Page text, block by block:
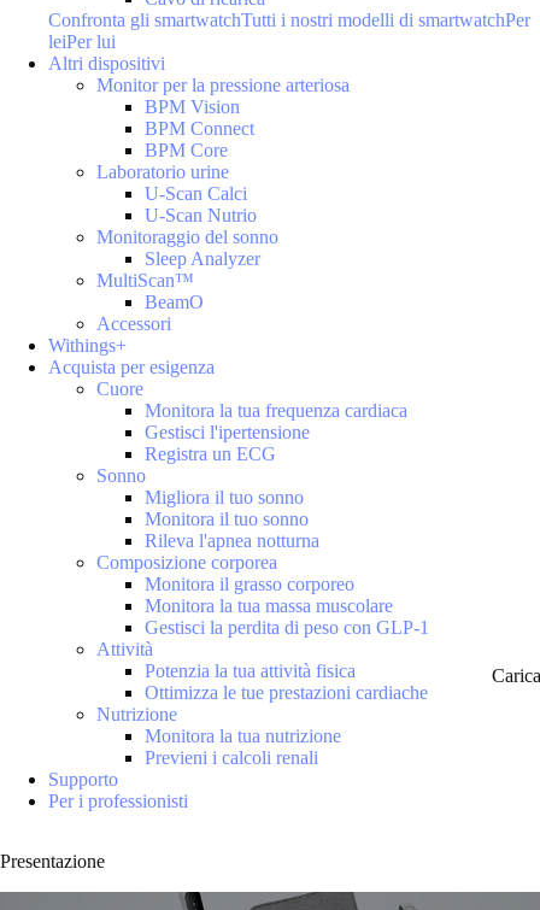
Confronta gli smartwatchTutti i nostri modelli di smartwatchPer
leiPer lui
Altri dispositivi
Monitor per la pressione arteriosa
BPM Vision
BPM Connect
BPM Core
Laboratorio urine
U-Scan Calci
U-Scan Nutrio
Monitoraggio del sonno
Sleep Analyzer
MultiScan™
BeamO
Accessori
Withings+
Acquista per esigenza
Cuore
Monitora la tua frequenza cardiaca
Gestisci l'ipertensione
Registra un ECG
Sonno
Migliora il tuo sonno
Monitora il tuo sonno
Rileva l'apnea notturna
Composizione corporea
Monitora il grasso corporeo
Monitora la tua massa muscolare
Gestisci la perdita di peso con GLP-1
Attività
Potenzia la tua attività fisica
Ottimizza le tue prestazioni cardiache
Nutrizione
Monitora la tua nutrizione
Previeni i calcoli renali
Supporto
Per i professionisti
Presentazione